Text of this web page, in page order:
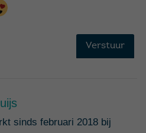
sinds februari 2018 bij